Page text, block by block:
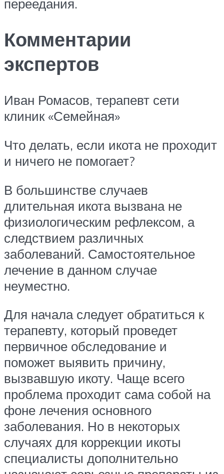
переедания.
Комментарии
экспертов
Иван Ромасов, терапевт сети
клиник «Семейная»
Что делать, если икота не проходит
и ничего не помогает?
В большинстве случаев
длительная икота вызвана не
физиологическим рефлексом, а
следствием различных
заболеваний. Самостоятельное
лечение в данном случае
неуместно.
Для начала следует обратиться к
терапевту, который проведет
первичное обследование и
поможет выявить причину,
вызвавшую икоту. Чаще всего
проблема проходит сама собой на
фоне лечения основного
заболевания. Но в некоторых
случаях для коррекции икоты
специалисты дополнительно